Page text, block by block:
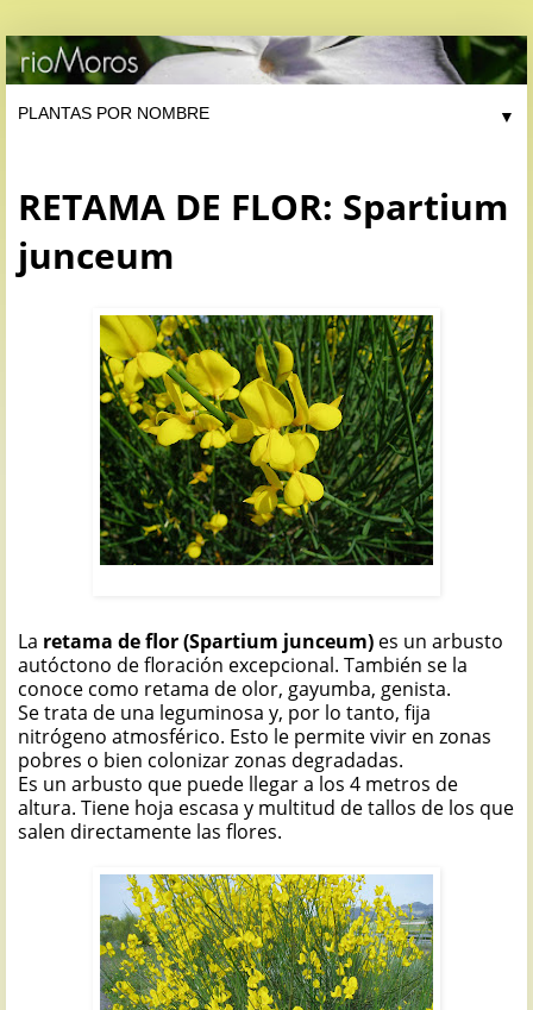
▼
RETAMA DE FLOR: Spartium
junceum
La retama de flor (Spartium junceum) es un arbusto
autóctono de floración excepcional. También se la
conoce como retama de olor, gayumba, genista.
Se trata de una leguminosa y, por lo tanto, fija
nitrógeno atmosférico. Esto le permite vivir en zonas
pobres o bien colonizar zonas degradadas.
Es un arbusto que puede llegar a los 4 metros de
altura. Tiene hoja escasa y multitud de tallos de los que
salen directamente las flores.